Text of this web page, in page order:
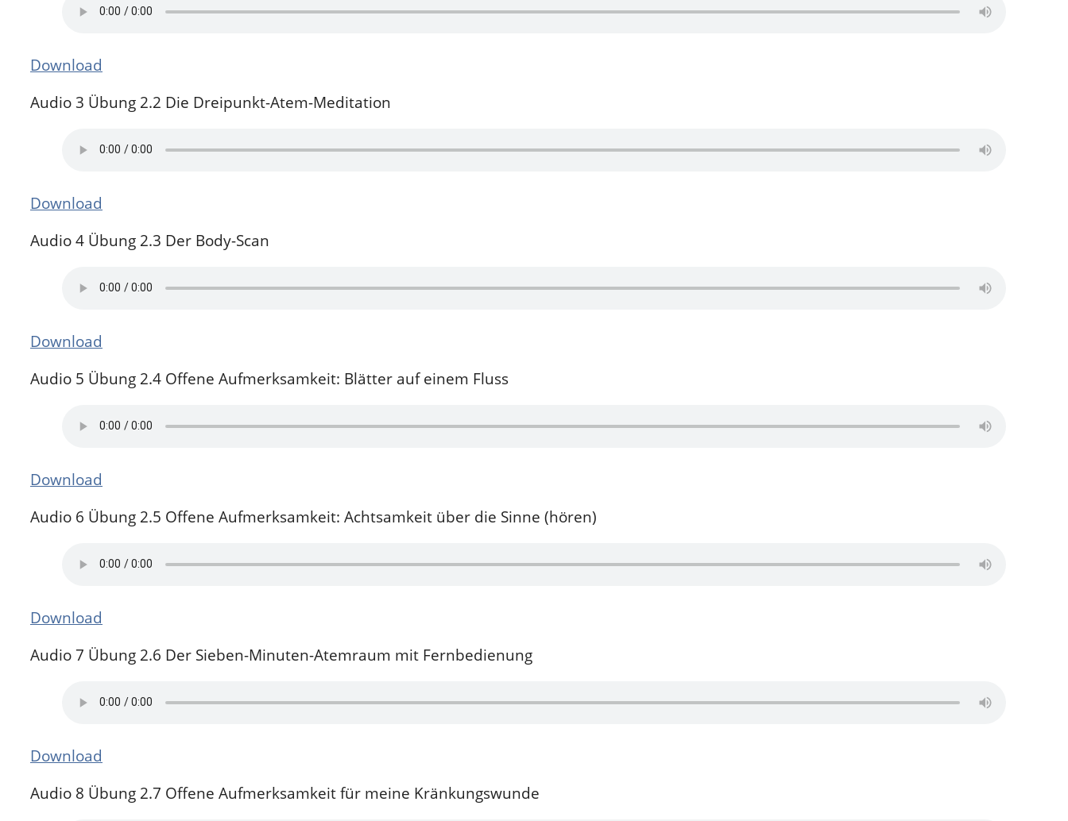
Download
Audio 3 Übung 2.2 Die Dreipunkt-Atem-Meditation
Download
Audio 4 Übung 2.3 Der Body-Scan
Download
Audio 5 Übung 2.4 Offene Aufmerksamkeit: Blätter auf einem Fluss
Download
Audio 6 Übung 2.5 Offene Aufmerksamkeit: Achtsamkeit über die Sinne (hören)
Download
Audio 7 Übung 2.6 Der Sieben-Minuten-Atemraum mit Fernbedienung
Download
Audio 8 Übung 2.7 Offene Aufmerksamkeit für meine Kränkungswunde